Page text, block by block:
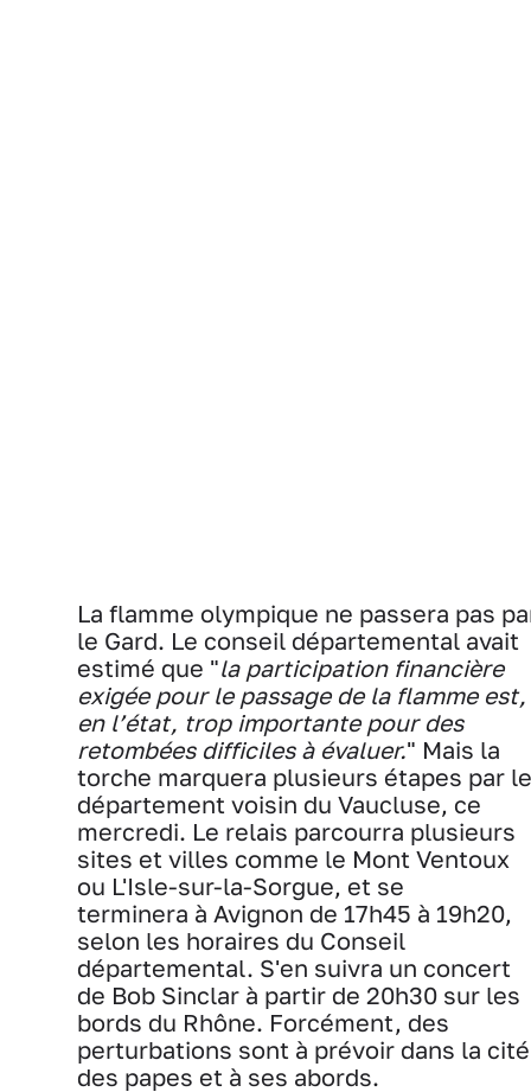
La flamme olympique ne passera pas
le Gard. Le conseil départemental avait
estimé que "la participation financière
exigée pour le passage de la flamme est,
en l’état, trop importante pour des
retombées difficiles à évaluer." Mais la
torche marquera plusieurs étapes par le
département voisin du Vaucluse, ce
mercredi. Le relais parcourra plusieurs
sites et villes comme le Mont Ventoux
ou L'Isle-sur-la-Sorgue, et se
terminera à Avignon de 17h45 à 19h20,
selon les horaires du Conseil
départemental. S'en suivra un concert
de Bob Sinclar à partir de 20h30 sur les
bords du Rhône. Forcément, des
perturbations sont à prévoir dans la cité
des papes et à ses abords.